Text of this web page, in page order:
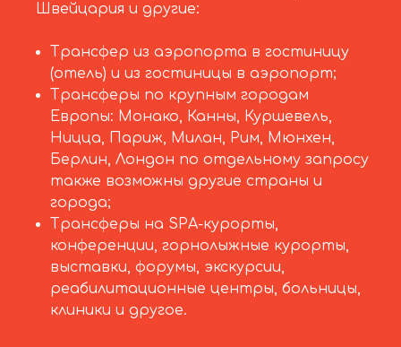
Швейцария и другие:
Трансфер из аэропорта в гостиницу
(отель) и из гостиницы в аэропорт;
Трансферы по крупным городам
Европы: Монако, Канны, Куршевель,
Ницца, Париж, Милан, Рим, Мюнхен,
Берлин, Лондон по отдельному запросу
также возможны другие страны и
города;
Трансферы на SPA-курорты,
конференции, горнолыжные курорты,
выставки, форумы, экскурсии,
реабилитационные центры, больницы,
клиники и другое.